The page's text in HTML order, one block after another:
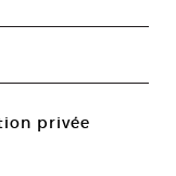
privée